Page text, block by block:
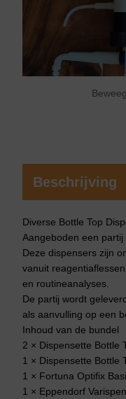
Beschrijving
Diverse Bottle Top
Aangeboden een
Deze dispensers zijn
vanuit
en routineanalyses.
De partij wordt
als aanvulling op een
Inhoud van de bundel
2 × Dispensette Bottle
1 × Dispensette Bottle
1 × Fortuna Optifix
1 × Eppendorf